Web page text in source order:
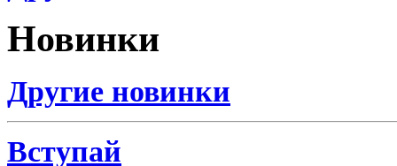
Новинки
Другие новинки
Вступай